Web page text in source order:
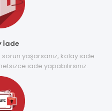
İade
yaşarsanız, kolay iade
iade yapabilirsiniz.